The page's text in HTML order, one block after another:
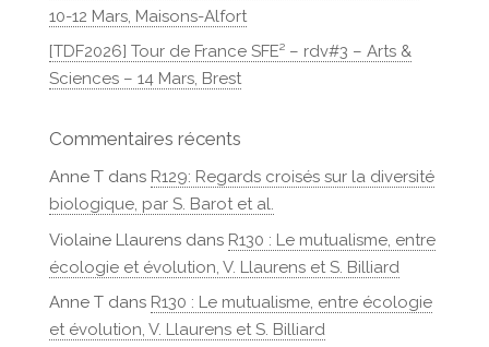
10-12 Mars, Maisons-Alfort
[TDF2026] Tour de France SFE² – rdv#3 – Arts &
Sciences – 14 Mars, Brest
Commentaires récents
Anne Tdans R129: Regards croisés sur la diversité
biologique, par S. Barot et al.
Violaine Llaurensdans R130 : Le mutualisme, entre
écologie et évolution, V. Llaurens et S. Billiard
Anne Tdans R130 : Le mutualisme, entre écologie
et évolution, V. Llaurens et S. Billiard